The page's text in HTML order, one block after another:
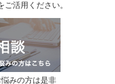
ご活用ください。
みの方は是非